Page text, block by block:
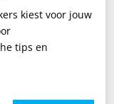
kiest voor jouw
tips en